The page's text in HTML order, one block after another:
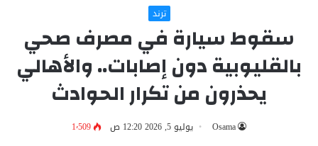
ترند
سقوط سيارة في مصرف صحي
بالقليوبية دون إصابات.. والأهالي
يحذرون من تكرار الحوادث
Osama يوليو 5, 2026 12:20 ص 1٬509